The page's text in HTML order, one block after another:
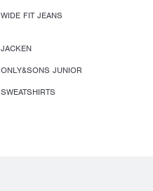
WIDE FIT JEANS
JACKEN
ONLY&SONS JUNIOR
SWEATSHIRTS